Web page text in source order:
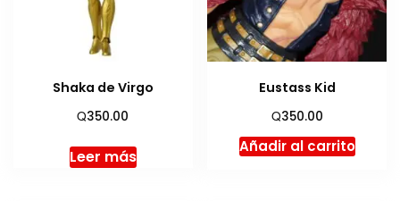
Shaka de Virgo
Q350.00
Leer más
Eustass Kid
Q350.00
Añadir al carrito